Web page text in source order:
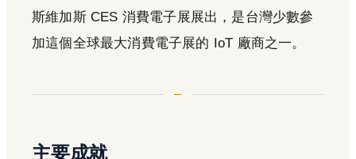
斯維加斯 CES 消費電子展展出，是台灣少數參
加這個全球最大消費電子展的 IoT 廠商之一。
主要成就